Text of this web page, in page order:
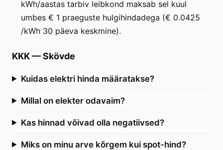
kWh/aastas tarbiv leibkond maksab sel kuul
umbes € 1 praeguste hulgihindadega (€ 0.0425
/kWh 30 päeva keskmine).
KKK—Skövde
Kuidas elektri hinda määratakse?
Millal on elekter odavaim?
Kas hinnad võivad olla negatiivsed?
Miks on minu arve kõrgem kui spot-hind?